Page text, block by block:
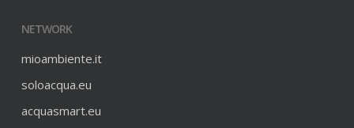
NETWORK
mioambiente.it
soloacqua.eu
acquasmart.eu